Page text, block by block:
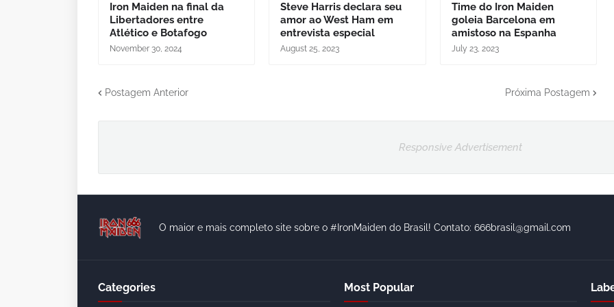
Iron Maiden na final da
Libertadores entre
Atlético e Botafogo
November 30, 2024
Steve Harris declara seu
amor ao West Ham em
entrevista especial
August 25, 2023
Time do Iron Maiden
goleia Barcelona em
amistoso na Espanha
July 23, 2023
Postagem Anterior Próxima Postagem
Responsive Advertisement
O maior e mais completo site sobre o #IronMaiden do Brasil! Contato: 666brasil@gmail.com
Categories Most Popular